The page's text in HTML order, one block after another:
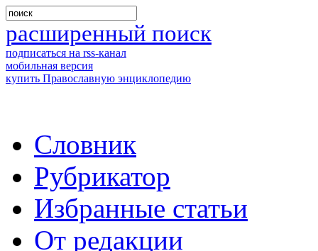
расширенный поиск
подписаться на rss-канал
мобильная версия
купить Православную энциклопедию
Словник
Рубрикатор
Избранные статьи
От редакции